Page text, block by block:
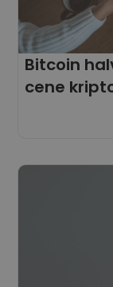
Bitcoin
cene